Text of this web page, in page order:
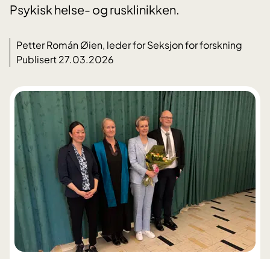
Psykisk helse- og rusklinikken.
Petter Román Øien, leder for Seksjon for forskning
Publisert 27.03.2026